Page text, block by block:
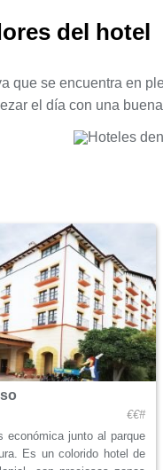
del hotel
que se encuentra en
el día con una
€€#
económica junto al parque
Es un colorido hotel de